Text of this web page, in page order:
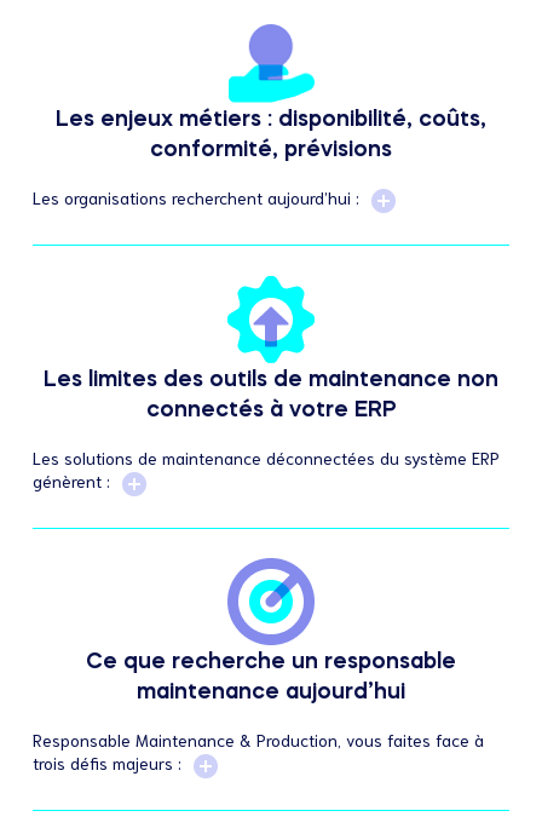
Les enjeux métiers : disponibilité, coûts,
conformité, prévisions
Les organisations recherchent aujourd’hui :
Les limites des outils de maintenance non
connectés à votre ERP
Les solutions de maintenance déconnectées du système ERP
génèrent :
Ce que recherche un responsable
maintenance aujourd’hui
Responsable Maintenance & Production, vous faites face à
trois défis majeurs :